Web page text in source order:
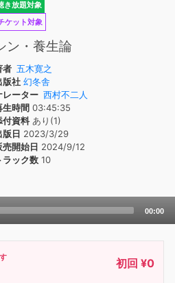
き放題対象
ケット対象
ン・養生論
者 五木寛之
版社 幻冬舎
レーター 西村不二人
生時間 03:45:35
付資料あり(1)
版日 2023/3/29
売開始日 2024/9/12
ラック数 10
00:00
初回 ¥0